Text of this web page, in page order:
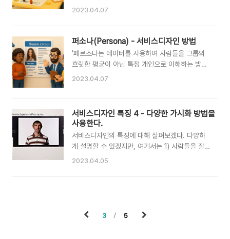
악하여 시각화하는 방법이다. 고객여정맵이 서비
해 가시화하는 방법이라고 할 때 이해관계자맵은
서비스를 공간의 측면에서 나열하고 다양한 이해
관계자(고객과 서비스 제공자, 또는 관련된 다른
사람들)를 ..
할 수 있게 하는 서비스디자인의 대표적 방법으로
순으로 배열, 단계로 구분하고, 각 단계마다 감정
의 고저를 표기하여 그래프로 시각화하여 서비스
를 전체적 맥락에서, 고객 중심으로 살펴볼 수 있
자인단) 성과공유대회에서는 한 해 동안 전국적으
경과를 발표하여, 현장에서는 누가 공무원이고 누
가 디자이너인지 구분이 어려울 정도다. 여기서 한
팀도 예외 없이 고객의 애로사항을 찾는..
2023.04.07
퍼소나(Persona) - 서비스디자인 방법
'페르소나는 데이터를 사용하여 사람들을 그룹의
흐릿한 평균이 아닌 특정 개인으로 이해하는 방법
이다. 이해관계자를 설득하고 의사 결정을 내리는
비스디자인을 잘한다고 할 수 없을 것이다. 실제
프로젝트에서는 정해진 일정한 절차와 방법과는
다르게 프로젝트 특성에 맞게 다양한 방법을 개발
하는 등 말 그대로 교과서대로 따라 하지 않는 경
우가 많다. 그렇다고 해도 방법을 알면서 응용, 변
2023.04.07
서비스디자인 특징 4 - 다양한 가시화 방법을
사용한다.
서비스디자인의 특징에 대해 살펴보겠다. 다양하
게 설명할 수 있겠지만, 여기서는 1) 사람들을 잘
관찰한다. 2) 통합적 관점으로 접근한다. 3) 빠르
각화 방법을 사용해 보이지 않는 서비스를 가시화
2023.04.05
3 5